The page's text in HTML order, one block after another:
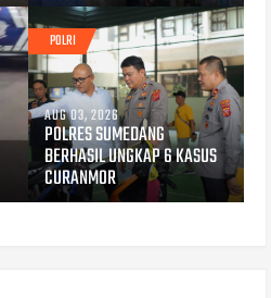
POLRI
AUG 03, 2026
POLRES SUMEDANG
BERHASIL UNGKAP 6 KASUS
CURANMOR